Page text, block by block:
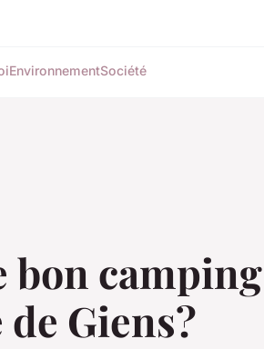
EnvironnementSociété
bon camping
Giens?